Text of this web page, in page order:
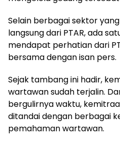
Selain berbagai sektor
langsung dari PTAR, ada
mendapat perhatian dari
bersama dengan isan pers.
Sejak tambang ini hadir,
wartawan sudah terjalin.
bergulirnya waktu,
ditandai dengan berbagai
pemahaman wartawan.